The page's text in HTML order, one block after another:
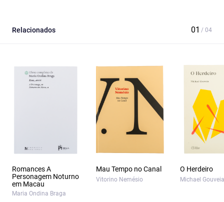
Relacionados
Romances A
Personagem Noturno
em Macau
Maria Ondina Braga
Mau Tempo no Canal
Vitorino Nemésio
O Herdeiro
Michael Gouveia